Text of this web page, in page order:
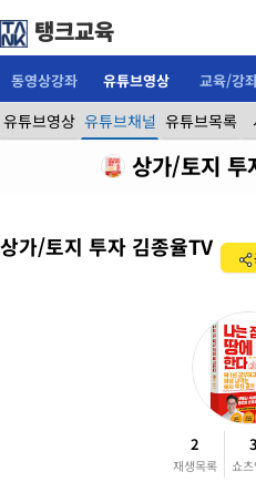
탱크교육
동영상강좌 유튜브영상 교육/강
유튜브영상 유튜브채널 유튜브목록
상가/토지 투
상가/토지 투자 김종율TV
2
재생목록
3
쇼